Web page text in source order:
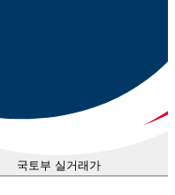
국토부 실거래가